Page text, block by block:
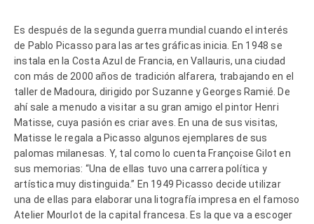
Es después de la segunda guerra mundial cuando el interés
de Pablo Picasso para las artes gráficas inicia. En 1948 se
instala en la Costa Azul de Francia, en Vallauris, una ciudad
con más de 2000 años de tradición alfarera, trabajando en el
taller de Madoura, dirigido por Suzanne y Georges Ramié. De
ahí sale a menudo a visitar a su gran amigo el pintor Henri
Matisse, cuya pasión es criar aves. En una de sus visitas,
Matisse le regala a Picasso algunos ejemplares de sus
palomas milanesas. Y, tal como lo cuenta Françoise Gilot en
sus memorias: “Una de ellas tuvo una carrera política y
artística muy distinguida.” En 1949 Picasso decide utilizar
una de ellas para elaborar una litografía impresa en el famoso
Atelier Mourlot de la capital francesa. Es la que va a escoger